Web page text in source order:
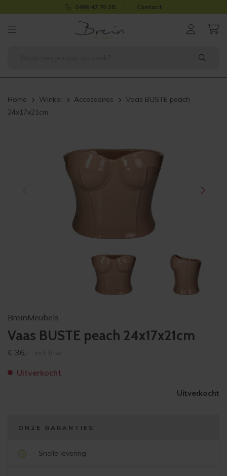
0499 47 70 28 Contact
Home Winkel Accessoires
Vaas BUSTE peach
24x17x21cm
BreinMeubels
Vaas BUSTE peach 24x17x21cm
€ 36,-
Uitverkocht
Uitverkocht
ONZE GARANTIES
Snelle levering